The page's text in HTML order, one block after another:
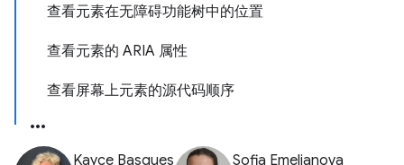
查看元素在无障碍功能树中的位置
查看元素的 ARIA 属性
查看屏幕上元素的源代码顺序
Kayce Basques Sofia Emelianova